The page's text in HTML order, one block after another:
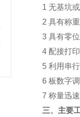
1 无基坑
2具有称
3具有零
4 配接打
5利用串
6板数字
7称量迅
三、主要